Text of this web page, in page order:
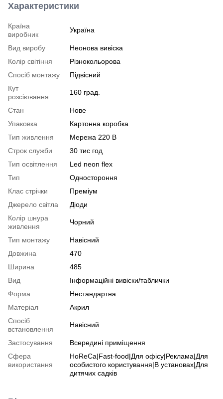
Характеристики
Країна
виробник
Україна
Вид виробу
Неонова вивіска
Колір світіння
Різнокольорова
Спосіб монтажу
Підвісний
Кут
розсіювання
160 град.
Стан
Нове
Упаковка
Картонна коробка
Тип живлення
Мережа 220 В
Строк служби
30 тис год
Тип освітлення
Led neon flex
Тип
Одностороння
Клас стрічки
Преміум
Джерело світла
Діоди
Колір шнура
живлення
Чорний
Тип монтажу
Навісний
Довжина
470
Ширина
485
Вид
Інформаційні вивіски/таблички
Форма
Нестандартна
Матеріал
Акрил
Спосіб
встановлення
Навісний
Застосування
Всередині приміщення
Сфера
використання
HoReCa|Fast-food|Для офісу|Реклама|Для
особистого користування|В установах|Для
дитячих садків